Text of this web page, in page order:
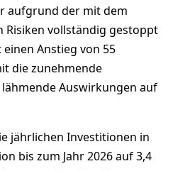
aufgrund der mit dem
Risiken vollständig gestoppt
Anstieg von 55
die zunehmende
Auswirkungen auf
jährlichen Investitionen in
bis zum Jahr 2026 auf 3,4